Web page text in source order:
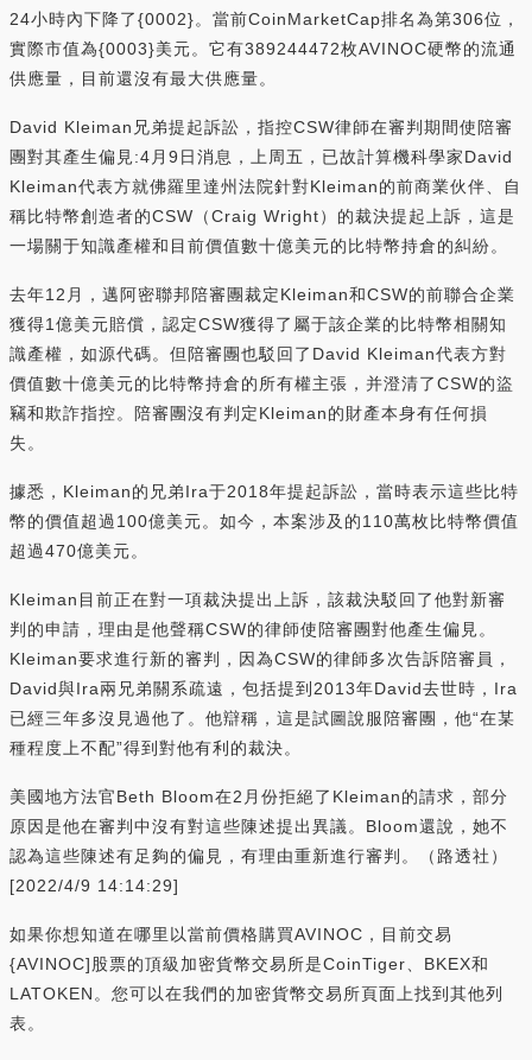
24小時內下降了{0002}。當前CoinMarketCap排名為第306位，
實際市值為{0003}美元。它有389244472枚AVINOC硬幣的流通
供應量，目前還沒有最大供應量。
David Kleiman兄弟提起訴訟，指控CSW律師在審判期間使陪審
團對其產生偏見:4月9日消息，上周五，已故計算機科學家David
Kleiman代表方就佛羅里達州法院針對Kleiman的前商業伙伴、自
稱比特幣創造者的CSW（Craig Wright）的裁決提起上訴，這是
一場關于知識產權和目前價值數十億美元的比特幣持倉的糾紛。
去年12月，邁阿密聯邦陪審團裁定Kleiman和CSW的前聯合企業
獲得1億美元賠償，認定CSW獲得了屬于該企業的比特幣相關知
識產權，如源代碼。但陪審團也駁回了David Kleiman代表方對
價值數十億美元的比特幣持倉的所有權主張，并澄清了CSW的盜
竊和欺詐指控。陪審團沒有判定Kleiman的財產本身有任何損
失。
據悉，Kleiman的兄弟Ira于2018年提起訴訟，當時表示這些比特
幣的價值超過100億美元。如今，本案涉及的110萬枚比特幣價值
超過470億美元。
Kleiman目前正在對一項裁決提出上訴，該裁決駁回了他對新審
判的申請，理由是他聲稱CSW的律師使陪審團對他產生偏見。
Kleiman要求進行新的審判，因為CSW的律師多次告訴陪審員，
David與Ira兩兄弟關系疏遠，包括提到2013年David去世時，Ira
已經三年多沒見過他了。他辯稱，這是試圖說服陪審團，他“在某
種程度上不配”得到對他有利的裁決。
美國地方法官Beth Bloom在2月份拒絕了Kleiman的請求，部分
原因是他在審判中沒有對這些陳述提出異議。Bloom還說，她不
認為這些陳述有足夠的偏見，有理由重新進行審判。（路透社）
[2022/4/9 14:14:29]
如果你想知道在哪里以當前價格購買AVINOC，目前交易
{AVINOC]股票的頂級加密貨幣交易所是CoinTiger、BKEX和
LATOKEN。您可以在我們的加密貨幣交易所頁面上找到其他列
表。